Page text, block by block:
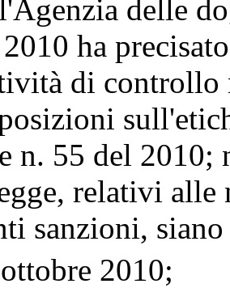
delle
ha
di controllo
n. 55 del
relativi
sanzioni,
ottobre 2010;